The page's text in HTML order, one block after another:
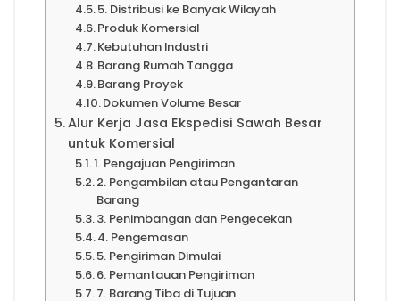
5. Distribusi ke Banyak Wilayah
Produk Komersial
Kebutuhan Industri
Barang Rumah Tangga
Barang Proyek
Dokumen Volume Besar
Alur Kerja Jasa Ekspedisi Sawah Besar
untuk Komersial
1. Pengajuan Pengiriman
2. Pengambilan atau Pengantaran
Barang
3. Penimbangan dan Pengecekan
4. Pengemasan
5. Pengiriman Dimulai
6. Pemantauan Pengiriman
7. Barang Tiba di Tujuan